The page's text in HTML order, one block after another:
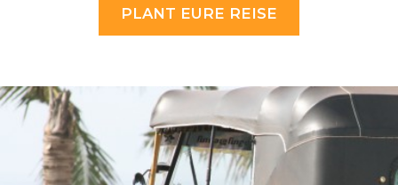
PLANT EURE REISE